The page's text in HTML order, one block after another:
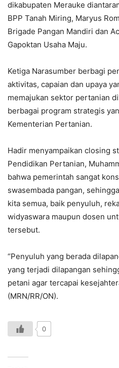
dikabupaten Merauke
BPP Tanah Miring, Maryus
Brigade Pangan Mandiri dan
Gapoktan Usaha Maju.
Ketiga Narasumber berbagi
aktivitas, capaian dan upaya
memajukan sektor pertanian
berbagai program strategis
Kementerian Pertanian.
Hadir menyampaikan closing
Pendidikan Pertanian,
bahwa pemerintah sangat
swasembada pangan,
kita semua, baik penyuluh,
widyaswara maupun dosen
tersebut.
“Penyuluh yang berada
yang terjadi dilapangan
petani agar tercapai
(MRN/RR/ON).
0